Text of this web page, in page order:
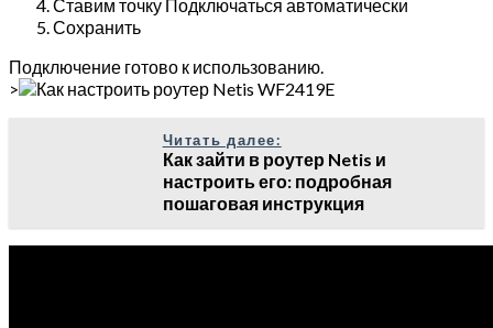
Ставим точку Подключаться автоматически
Сохранить
Подключение готово к использованию.
>
Читать далее:
Как зайти в роутер Netis и
настроить его: подробная
пошаговая инструкция